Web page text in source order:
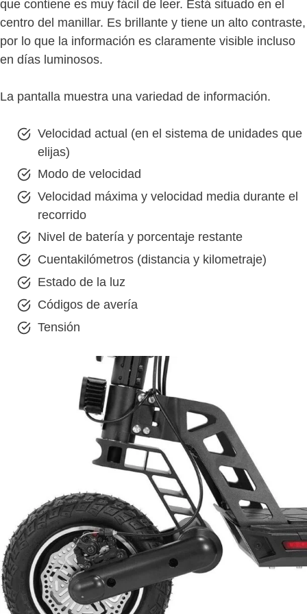
que contiene es muy fácil de leer. Está situado en el
centro del manillar. Es brillante y tiene un alto contraste,
por lo que la información es claramente visible incluso
en días luminosos.
La pantalla muestra una variedad de información.
Velocidad actual (en el sistema de unidades que
elijas)
Modo de velocidad
Velocidad máxima y velocidad media durante el
recorrido
Nivel de batería y porcentaje restante
Cuentakilómetros (distancia y kilometraje)
Estado de la luz
Códigos de avería
Tensión